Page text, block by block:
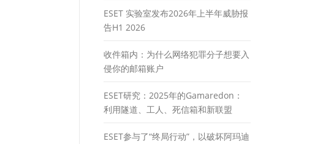
ESET 实验室发布2026年上半年威胁报
告H1 2026
收件箱内：为什么网络犯罪分子想要入
侵你的邮箱账户
ESET研究：2025年的Gamaredon：
利用隧道、工人、死信箱和新联盟
ESET参与了“终局行动”，以破坏阿玛迪